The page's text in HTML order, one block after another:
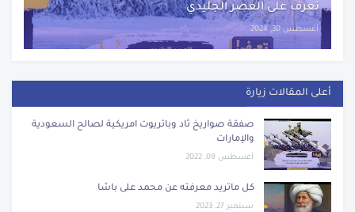
تعرف على العصر الجليدي
أغسطس 30, 2024
أعلى المقالات زيارة
صفقة صواريخ ثاد وباتريوت امريكية لصالح السعودية
والإمارات
أغسطس 09, 2022
كل ماتريد معرفته عن محمد على باشا
سبتمبر 27, 2023